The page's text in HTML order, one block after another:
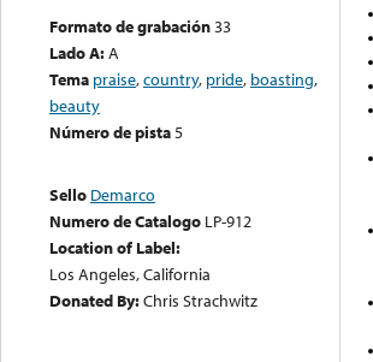
Formato de grabación33
Lado A:A
Tema praise,country, pride, boasting,
beauty
Número de pista5
Sello Demarco
Numero de Catalogo LP-912
Location of Label:
Los Angeles, California
Donated By:Chris Strachwitz